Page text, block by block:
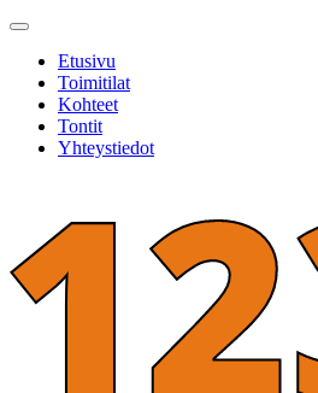
Etusivu
Toimitilat
Kohteet
Tontit
Yhteystiedot